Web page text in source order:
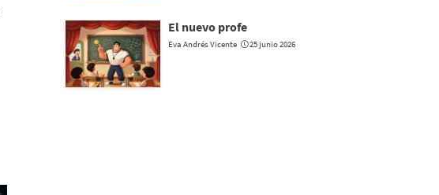
El nuevo profe
Eva Andrés Vicente 25 junio 2026